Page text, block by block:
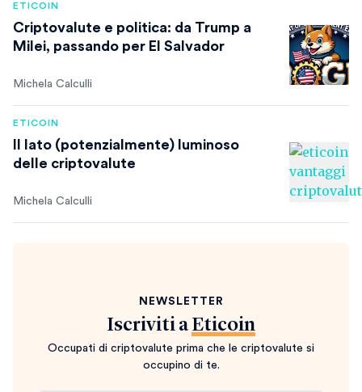
ETICOIN
Criptovalute e politica: da Trump a
Milei, passando per El Salvador
Michela Calculli
ETICOIN
Il lato (potenzialmente) luminoso
delle criptovalute
Michela Calculli
NEWSLETTER
Iscriviti a Eticoin
Occupati di criptovalute prima che le criptovalute si
occupino di te.